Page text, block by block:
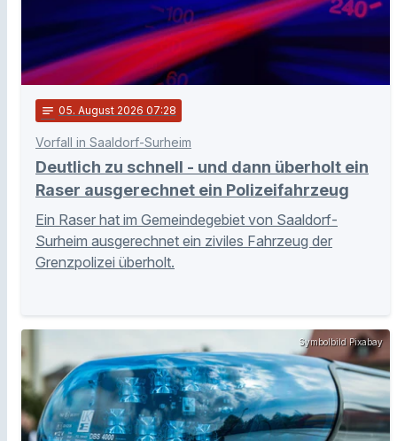
notes 05. August 2026 07:28
Vorfall in Saaldorf-Surheim
Deutlich zu schnell - und dann überholt ein
Raser ausgerechnet ein Polizeifahrzeug
Ein Raser hat im Gemeindegebiet von Saaldorf-
Surheim ausgerechnet ein ziviles Fahrzeug der
Grenzpolizei überholt.
Symbolbild Pixabay